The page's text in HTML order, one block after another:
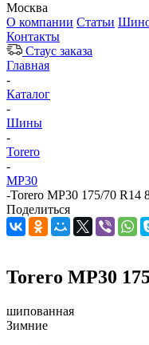
Москва
О компании Статьи
Контакты
Стаус заказа
Главная
-
Каталог
-
Шины
-
Torero
-
MP30
-Torero MP30 175/70 R14
Поделиться
Torero MP30
шипованная
Зимние